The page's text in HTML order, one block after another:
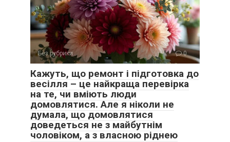
Без рубрики 0
Кажуть, що ремонт і підготовка до
весілля – це найкраща перевірка
на те, чи вміють люди
домовлятися. Але я ніколи не
думала, що домовлятися
доведеться не з майбутнім
чоловіком, а з власною ріднею